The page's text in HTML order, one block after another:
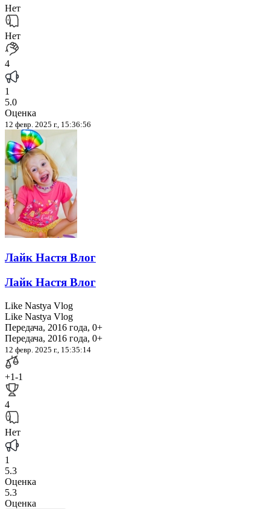
Нет
Нет
4
1
5.0
Оценка
12 февр. 2025 г., 15:36:56
Лайк Настя Влог
Лайк Настя Влог
Like Nastya Vlog
Like Nastya Vlog
Передача, 2016 года, 0+
Передача, 2016 года, 0+
12 февр. 2025 г., 15:35:14
+1-1
4
Нет
1
5.3
Оценка
5.3
Оценка